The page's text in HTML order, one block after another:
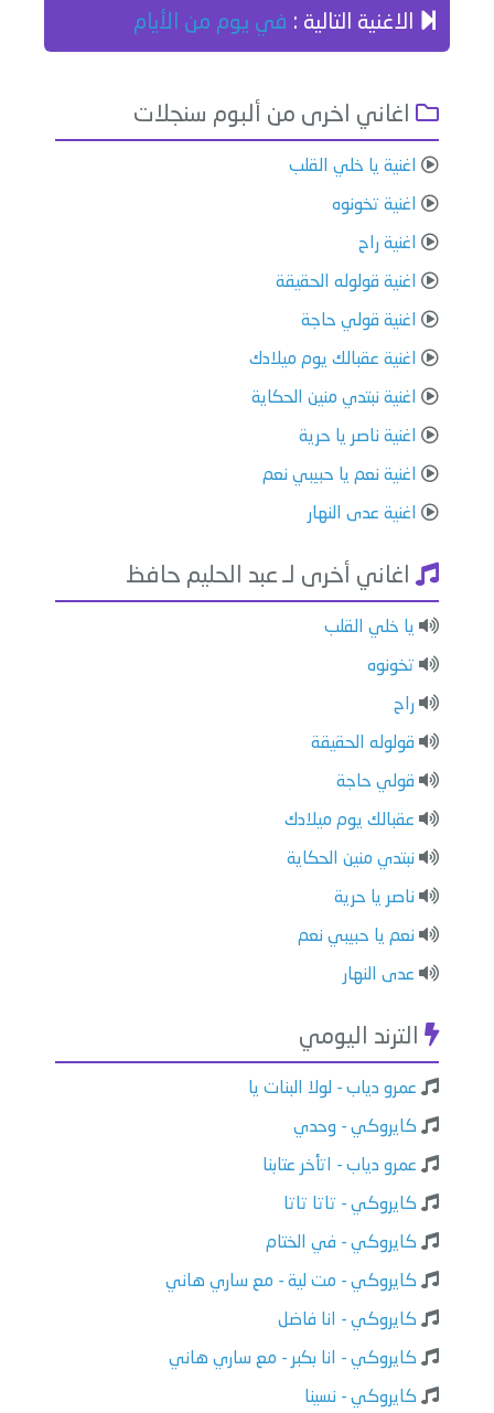
الاغنية التالية : في يوم من الأيام
اغاني اخرى من ألبوم سنجلات
اغنية يا خلي القلب
اغنية تخونوه
اغنية راح
اغنية قولوله الحقيقة
اغنية قولي حاجة
اغنية عقبالك يوم ميلادك
اغنية نبتدي منين الحكاية
اغنية ناصر يا حرية
اغنية نعم يا حبيبي نعم
اغنية عدى النهار
اغاني أخرى لـ عبد الحليم حافظ
يا خلي القلب
تخونوه
راح
قولوله الحقيقة
قولي حاجة
عقبالك يوم ميلادك
نبتدي منين الحكاية
ناصر يا حرية
نعم يا حبيبي نعم
عدى النهار
الترند اليومي
عمرو دياب - لولا البنات يا
كايروكي - وحدي
عمرو دياب - اتأخر عتابنا
كايروكي - تاتا تاتا
كايروكي - في الختام
كايروكي - مت لية - مع ساري هاني
كايروكي - انا فاضل
كايروكي - انا بكبر - مع ساري هاني
كايروكي - نسينا